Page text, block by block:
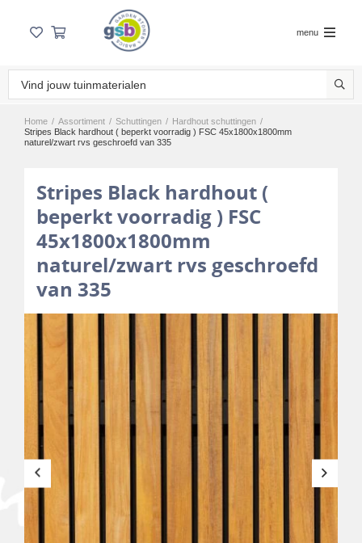
menu
Home / Assortiment / Schuttingen / Hardhout schuttingen /
Stripes Black hardhout ( beperkt voorradig ) FSC 45x1800x1800mm
naturel/zwart rvs geschroefd van 335
Stripes Black hardhout (
beperkt voorradig ) FSC
45x1800x1800mm
naturel/zwart rvs geschroefd
van 335